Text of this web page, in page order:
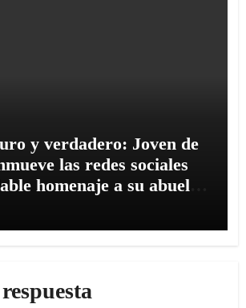
y verdadero: Joven de
las redes sociales
homenaje a su abuela
de bachillerato